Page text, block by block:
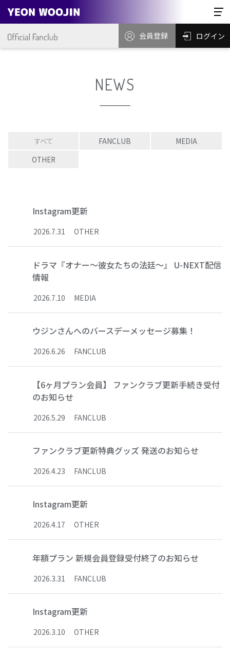
会員登録 ログイン
NEWS
すべて FANCLUB
MEDIA
OTHER
Instagram更新
2026.7.31 OTHER
ドラマ『オナー～彼女たちの法廷～』 U-NEXT配信
情報
2026.7.10 MEDIA
ウジンさんへのバースデーメッセージ募集！
2026.6.26 FANCLUB
【6ヶ月プラン会員】 ファンクラブ更新手続き受付
のお知らせ
2026.5.29 FANCLUB
ファンクラブ更新特典グッズ 発送のお知らせ
2026.4.23 FANCLUB
Instagram更新
2026.4.17 OTHER
年額プラン 新規会員登録受付終了のお知らせ
2026.3.31 FANCLUB
Instagram更新
2026.3.10 OTHER